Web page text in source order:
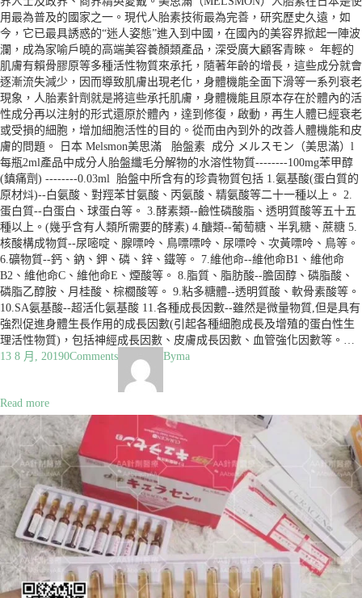
用最為普及的國家之一。現代人胎素技術最為完善，研究歷史久遠，如
今，它已最具誘惑的“迷人姿態”進入到中國，在國內的美容界掀起一陣波
瀾，成為家喻戶曉的高端美容養顏類產品，深受廣大顧客青睞。 年輕的
肌膚有賴骨膠原等多種活性物質來承托，隨著年齡的增長，這些成分就會
逐漸流失減少，因而導致肌膚出現老化，身體機能全面下滑等一系列衰老
現象，人胎素針劑就是將這些承托肌膚，身體機能且原本存在於體內的活
性成分再以注射的形式還原於體內，達到修復，啟動，再生人體已經衰老
或受損的細胞，增加細胞活性的目的。從而由內到外的改善人體機能和皮
膚的問題。 日本 Melsmon美思滿 胎盤素 成分 メルスモン（美思滿）l
每瓶2ml產品中成分人胎盤纖毛分解物的水溶性物質--------100mg苯甲醇
(鎮痛劑) --------0.03ml 胎盤中所含有的珍貴物質包括 1.氨基酸(蛋白質的
原材炓)--白氨酸、對羥苯甘氨酸、丙氨酸、精氨酸等二十一種以上。 2.
蛋白質--白蛋白、球蛋白等。 3.酵素類--鹼性磷酸脂、透明質酸等五十五
種以上。(幾乎含有人類所需要的酵素) 4.醣類--葡萄糖、半乳糖、蔗糖 5.
核酸構成物質--尿嘧啶、腺嘌呤、鳥嘌嘌呤、尿嘌呤、次黃嘌呤、鳥等。
6.礦物質--鈣、鈉、鉀、磷、鋅、鐵等。 7.維他命--維他命B1、維他命
B2、維他命C、維他命E、煙酸等。 8.脂質、脂肪酸--膽固醇、磷脂酸、
磷脂乙醇胺、月桂酸、棕櫚酸等。 9.粘多糖體--透明質酸、軟骨素酸等。
10.SA氨基酸--超活化氨基酸 11.各種成長因數--雖然是微量物質,但是具有
強烈促進身體生長作用的成長因數(引起各種細胞成長及增殖的蛋白性生
理活性物質)，包括神經成長因數、皮膚成長因數、血管強化因數等。…
13 8 月, 20190Comments Byma
Read more